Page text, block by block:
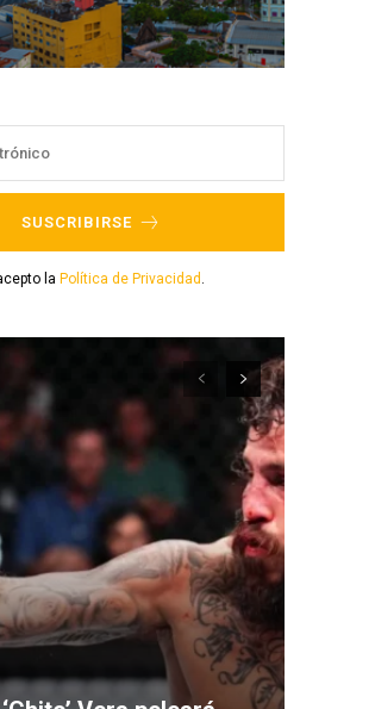
SUSCRIBIRSE
la Política de Privacidad .